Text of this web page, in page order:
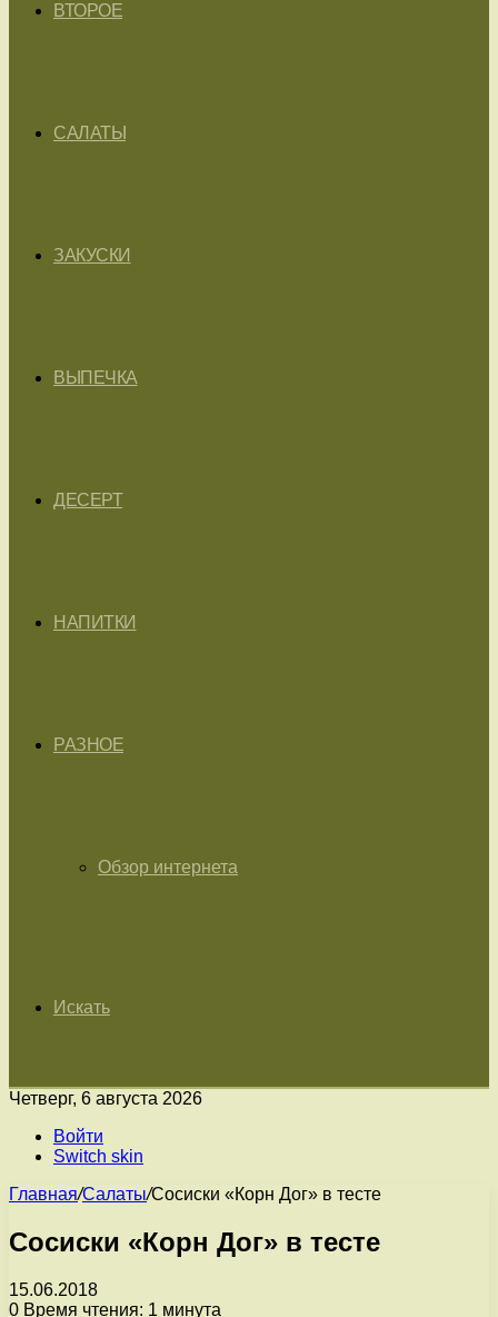
ВТОРОЕ
САЛАТЫ
ЗАКУСКИ
ВЫПЕЧКА
ДЕСЕРТ
НАПИТКИ
РАЗНОЕ
Обзор интернета
Искать
Четверг, 6 августа 2026
Войти
Switch skin
Главная/Салаты/Сосиски «Корн Дог» в тесте
Сосиски «Корн Дог» в тесте
15.06.2018
0 Время чтения: 1 минута